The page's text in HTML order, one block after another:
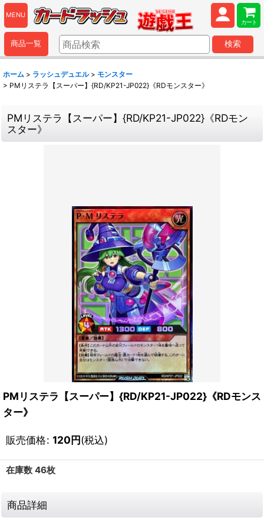
MENU
カート
商品一覧 検索
ホーム > ラッシュデュエル > モンスター
> PMリステラ【スーパー】{RD/KP21-JP022}《RDモンスター》
PMリステラ【スーパー】{RD/KP21-JP022}《RDモン
スター》
PMリステラ【スーパー】{RD/KP21-JP022}《RDモンス
ター》
販売価格: 120円(税込)
在庫数 46枚
商品詳細